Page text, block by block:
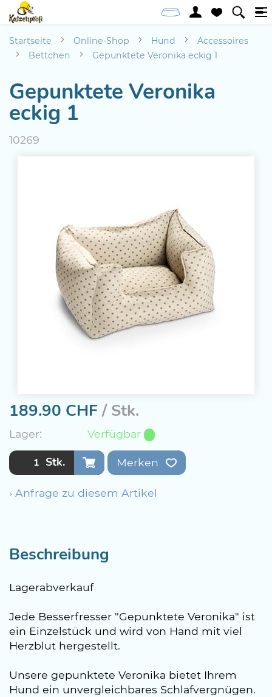
Startseite Online-Shop Hund
Accessoires
Bettchen
Gepunktete Veronika eckig 1
Gepunktete Veronika
eckig 1
10269
189.90 CHF/ Stk.
Lager: Verfügbar
Stk. Merken
› Anfrage zu diesem Artikel
Beschreibung
Lagerabverkauf
Jede Besserfresser "Gepunktete Veronika" ist
ein Einzelstück und wird von Hand mit viel
Herzblut hergestellt.
Unsere gepunktete Veronika bietet Ihrem
Hund ein unvergleichbares Schlafvergnügen.